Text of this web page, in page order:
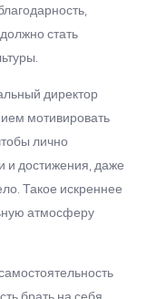
стать
директор
мотивировать
лично
и достижения, даже
Такое искреннее
атмосферу